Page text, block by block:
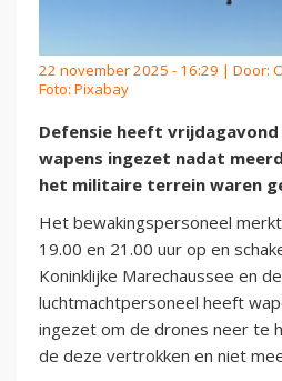
22 november 2025 - 16:29 | Door:
Foto: Pixabay
Defensie heeft
wapens ingezet nadat
het militaire terrein waren
Het bewakingspersoneel
19.00 en 21.00 uur op en
Koninklijke Marechaussee en
luchtmachtpersoneel heeft
ingezet om de drones neer te
de deze vertrokken en niet